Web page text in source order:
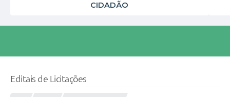
CIDADÃO
Editais de Licitações